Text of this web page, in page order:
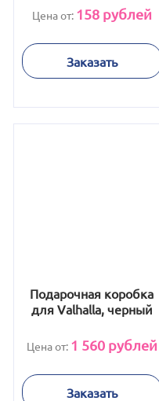
Цена от: 158рублей
Заказать
Подарочная коробка
для Valhalla, черный
Цена от: 1 560рублей
Заказать